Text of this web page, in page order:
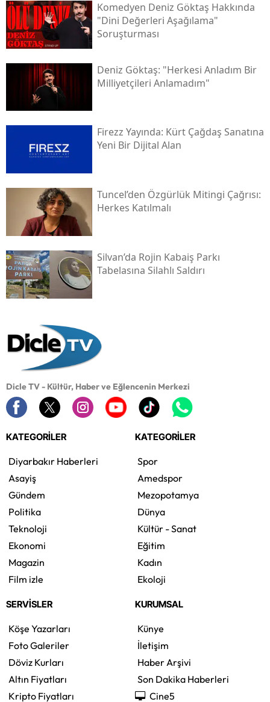
Komedyen Deniz Göktaş Hakkında
"dini Değerleri Aşağılama"
Soruşturması
Deniz Göktaş: "herkesi Anladım Bir
Milliyetçileri Anlamadım"
Firezz Yayında: Kürt Çağdaş Sanatına
Yeni Bir Dijital Alan
Tuncel’den Özgürlük Mitingi Çağrısı:
Herkes Katılmalı
Silvan’da Rojin Kabaiş Parkı
Tabelasına Silahlı Saldırı
Dicle TV - Kültür, Haber ve Eğlencenin Merkezi
KATEGORİLER
Diyarbakır Haberleri
Asayiş
Gündem
Politika
Teknoloji
Ekonomi
Magazin
Film izle
KATEGORİLER
Spor
Amedspor
Mezopotamya
Dünya
Kültür - Sanat
Eğitim
Kadın
Ekoloji
SERVİSLER
Köşe Yazarları
Foto Galeriler
Döviz Kurları
Altın Fiyatları
Kripto Fiyatları
KURUMSAL
Künye
İletişim
Haber Arşivi
Son Dakika Haberleri
Cine5